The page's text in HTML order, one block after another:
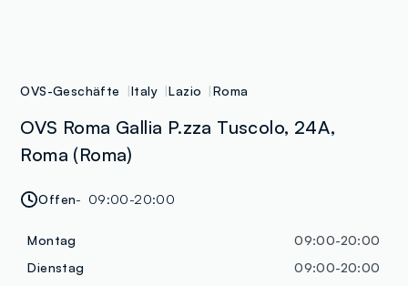
OVS-Geschäfte Italy Lazio Roma
OVS Roma Gallia P.zza Tuscolo, 24A,
Roma (Roma)
Offen 09:00-20:00
Montag
09:00-20:00
Dienstag
09:00-20:00